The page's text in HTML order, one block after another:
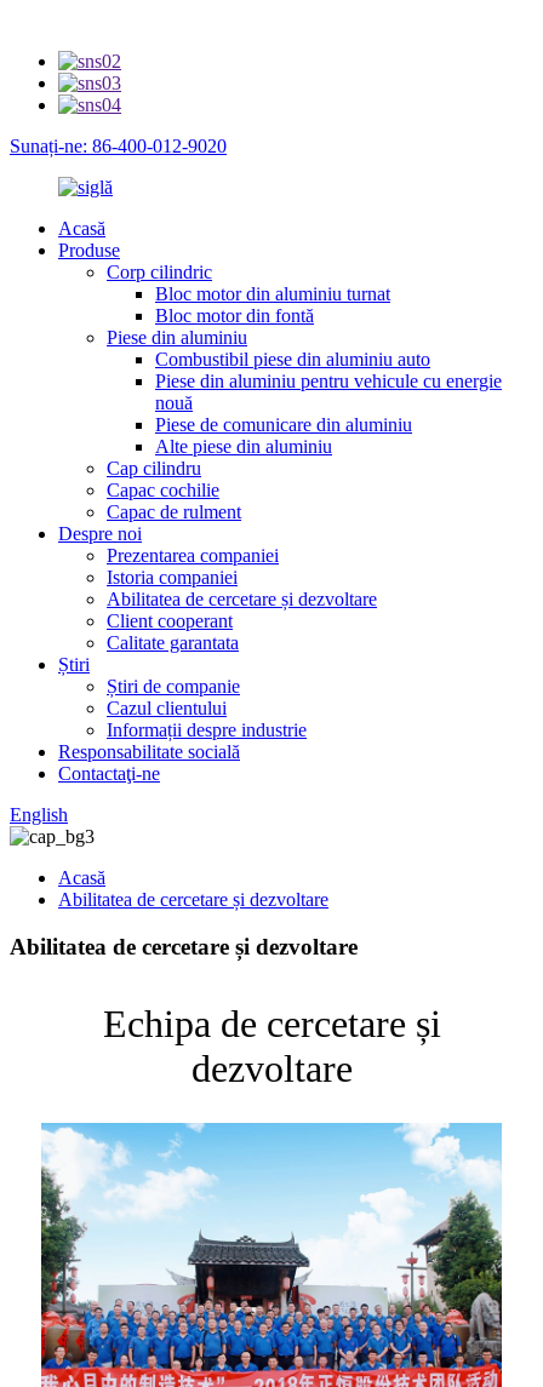
Sunați-ne: 86-400-012-9020
Acasă
Produse
Corp cilindric
Bloc motor din aluminiu turnat
Bloc motor din fontă
Piese din aluminiu
Combustibil piese din aluminiu auto
Piese din aluminiu pentru vehicule cu energie
nouă
Piese de comunicare din aluminiu
Alte piese din aluminiu
Cap cilindru
Capac cochilie
Capac de rulment
Despre noi
Prezentarea companiei
Istoria companiei
Abilitatea de cercetare și dezvoltare
Client cooperant
Calitate garantata
Știri
Știri de companie
Cazul clientului
Informații despre industrie
Responsabilitate socială
Contactaţi-ne
English
Acasă
Abilitatea de cercetare și dezvoltare
Abilitatea de cercetare și dezvoltare
Echipa de cercetare și
dezvoltare